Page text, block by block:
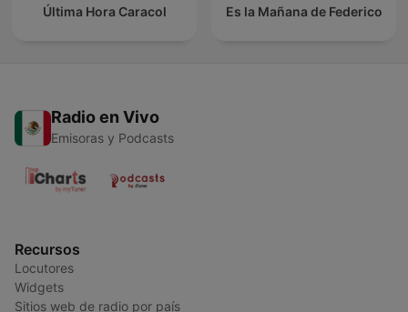
Última Hora Caracol Es la Mañana de Federico
Radio en Vivo
Emisoras y Podcasts
Recursos
Locutores
Widgets
Sitios web de radio por país